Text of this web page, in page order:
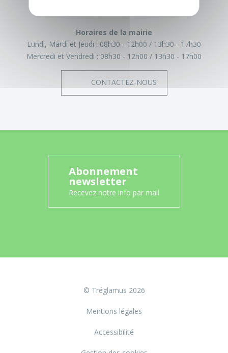
Horaires de la mairie
Lundi, Mardi et Jeudi : 08h30 - 12h00
13h30 - 17h30
Mercredi et Vendredi : 08h30 - 12h00 13h30 - 17h00
CONTACTEZ-NOUS
Abonnement
newsletter
Recevez notre info par mail
© Tréglamus 2026
Mentions légales
Accessibilité